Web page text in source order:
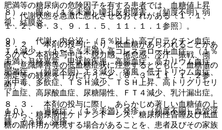
肥満等の糖尿病の危険因子を有する患者では、血糖値上昇
し、代謝状態を急激に悪化させるおそれがある〔１．１、
１．２、８．３、９．１．５、１１．１．１参照〕。
８．２． 本剤の投与により、低血糖があらわれることがあ
るので、本剤投与中は、脱力感、倦怠感、冷汗、振戦、傾
眠、意識障害等の低血糖症状に注意するとともに、血糖値の
測定等の観察を十分に行うこと〔８．３、１１．１．２参
照〕。
８．３． 本剤の投与に際し、あらかじめ著しい血糖値の上
昇から、糖尿病性ケトアシドーシス、糖尿病性昏睡及び低血
糖の副作用が発現する場合があることを、患者及びその家族
８）． 眼：（１％未満）瞳孔反射障害、（頻度不明）弱
視、結膜炎。
９）． 代謝・内分泌：（５％以上）高プロラクチン血症、
Ｔ４減少、（１〜５％未満）高コレステロール血症、（１％
未満）月経異常、甲状腺疾患、高脂血症、高カリウム血症、
肥満症、（頻度不明）Ｔ３減少、痛風、低ナトリウム血症、
水中毒、多飲症、ＴＳＨ減少、ＴＳＨ上昇、高トリグリセリ
ド血症、高尿酸血症、尿糖陽性、ＦＴ４減少、乳汁漏出症。
１０）． 過敏症：（１％未満）発疹、（頻度不明）血管浮
腫、そう痒、湿疹。